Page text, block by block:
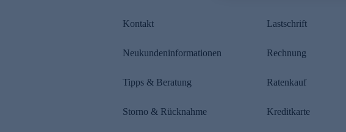
Kontakt
Neukundeninformationen
Tipps & Beratung
Storno & Rücknahme
Lastschrift
Rechnung
Ratenkauf
Kreditkarte